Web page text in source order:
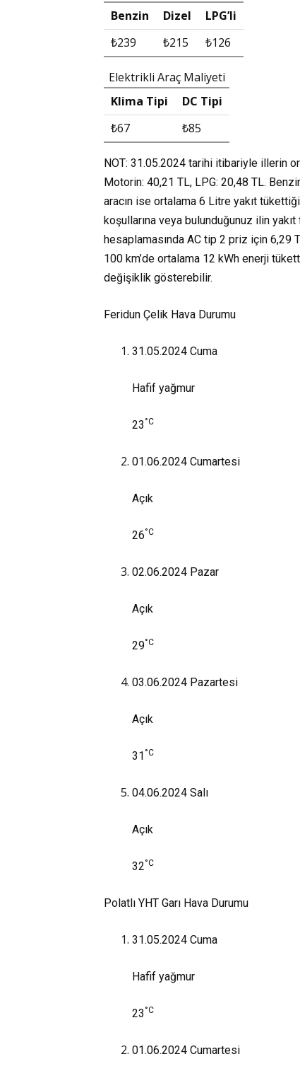
Benzin
Dizel
LPG’li
₺239
₺215 ₺126
Elektrikli Araç Maliyeti
Klima Tipi
DC Tipi
₺67
₺85
NOT: 31.05.2024 tarihi itibariyle illerin
Motorin: 40,21 TL, LPG: 20,48 TL.
aracın ise ortalama 6 Litre yakıt tükettiği
koşullarına veya bulunduğunuz ilin
hesaplamasında AC tip 2 priz için 6,29
100 km’de ortalama 12 kWh enerji
değişiklik gösterebilir.
Feridun Çelik Hava Durumu
31.05.2024 Cuma
Hafif yağmur
23 °C
01.06.2024 Cumartesi
Açık
26°C
02.06.2024 Pazar
Açık
29°C
03.06.2024 Pazartesi
Açık
31 °C
04.06.2024 Salı
Açık
32°C
Polatlı YHT Garı Hava Durumu
31.05.2024 Cuma
Hafif yağmur
23 °C
01.06.2024 Cumartesi